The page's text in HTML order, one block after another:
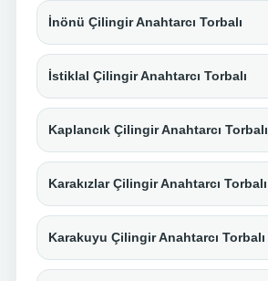
İnönü Çilingir Anahtarcı Torbalı
İstiklal Çilingir Anahtarcı Torbalı
Kaplancık Çilingir Anahtarcı Torbalı
Karakızlar Çilingir Anahtarcı Torbalı
Karakuyu Çilingir Anahtarcı Torbalı